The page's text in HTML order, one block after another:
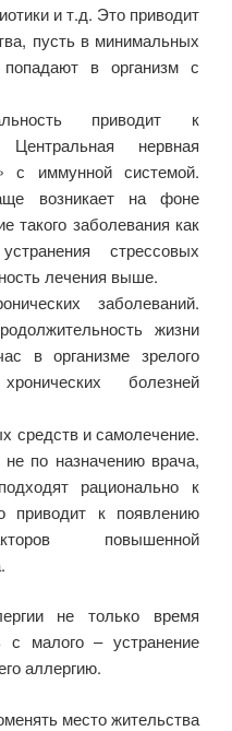
и т.д. Это приводит
пусть в минимальных
в организм с
приводит к
нервная
с иммунной системой.
возникает на фоне
такого заболевания как
стрессовых
лечения выше.
заболеваний.
жизни
в организме зрелого
болезней
средств и самолечение.
по назначению врача,
рационально к
приводит к появлению
повышенной
не только время
с малого – устранение
аллергию.
место жительства